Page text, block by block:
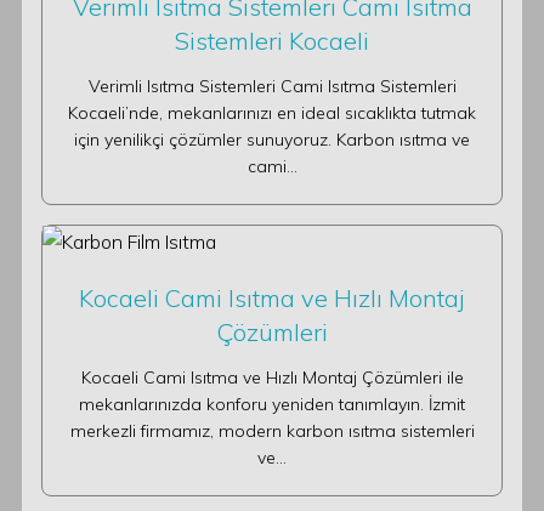
Verimli Isıtma Sistemleri Cami Isıtma
Sistemleri Kocaeli
Verimli Isıtma Sistemleri Cami Isıtma Sistemleri
Kocaeli’nde, mekanlarınızı en ideal sıcaklıkta tutmak
için yenilikçi çözümler sunuyoruz. Karbon ısıtma ve
cami…
Kocaeli Cami Isıtma ve Hızlı Montaj
Çözümleri
Kocaeli Cami Isıtma ve Hızlı Montaj Çözümleri ile
mekanlarınızda konforu yeniden tanımlayın. İzmit
merkezli firmamız, modern karbon ısıtma sistemleri
ve…